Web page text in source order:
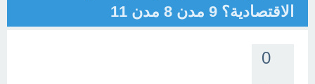
الاقتصادية؟ 9 مدن 8 مدن 11
0